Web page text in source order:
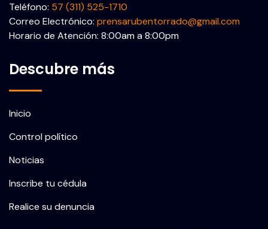
Teléfono: 57 (311) 525-1710
Correo Electrónico: prensarubentorrado@gmail.com
Horario de Atención: 8:00am a 8:00pm
Descubre más
Inicio
Control político
Noticias
Inscribe tu cédula
Realice su denuncia